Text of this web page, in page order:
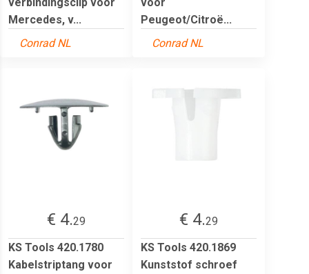
Mercedes, v...
Conrad NL
Peugeot/Citroë...
Conrad NL
€ 4.29
KS Tools 420.1780
Kabelstriptang voor
€ 4.29
KS Tools 420.1869
Kunststof schroef